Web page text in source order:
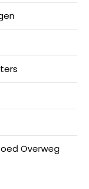
Overweg